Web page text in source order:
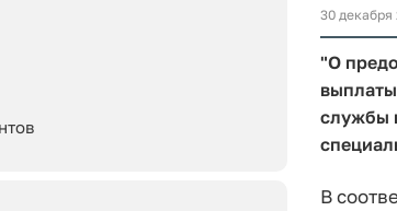
30
"О
службы
В